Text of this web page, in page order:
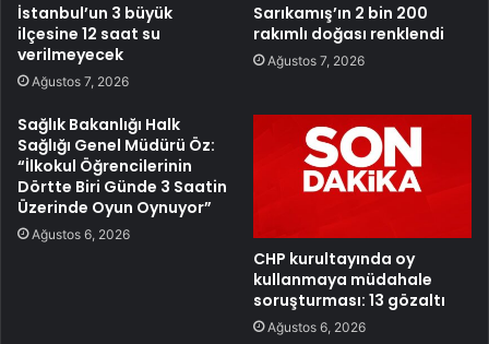
İstanbul’un 3 büyük
ilçesine 12 saat su
verilmeyecek
Ağustos 7, 2026
Sarıkamış’ın 2 bin 200
rakımlı doğası renklendi
Ağustos 7, 2026
Sağlık Bakanlığı Halk
Sağlığı Genel Müdürü Öz:
“İlkokul Öğrencilerinin
Dörtte Biri Günde 3 Saatin
Üzerinde Oyun Oynuyor”
Ağustos 6, 2026
CHP kurultayında oy
kullanmaya müdahale
soruşturması: 13 gözaltı
Ağustos 6, 2026